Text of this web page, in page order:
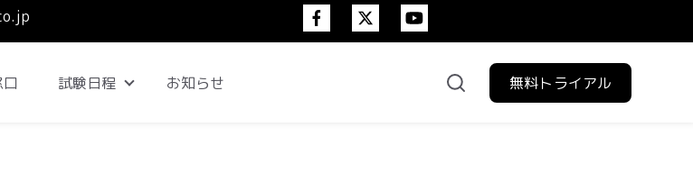
for コース紹介
試験日程 Show submenu for 試験日程
お知らせ 無料トライアル